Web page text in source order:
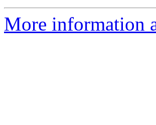
More information